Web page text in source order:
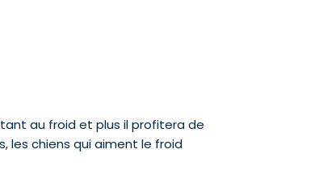
au froid et plus il profitera de
les chiens qui aiment le froid